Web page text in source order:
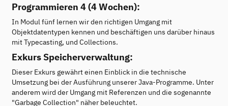
Programmieren 4 (4 Wochen):
In Modul fünf lernen wir den richtigen Umgang mit
Objektdatentypen kennen und beschäftigen uns darüber hinaus
mit Typecasting, und Collections.
Exkurs Speicherverwaltung:
Dieser Exkurs gewährt einen Einblick in die technische
Umsetzung bei der Ausführung unserer Java-Programme. Unter
anderem wird der Umgang mit Referenzen und die sogenannte
"Garbage Collection" näher beleuchtet.